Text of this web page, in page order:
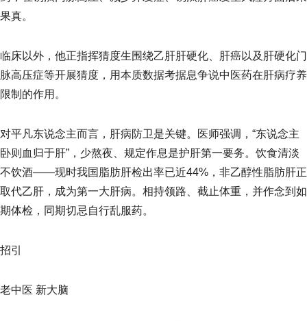
果真。
临床以外，他正指挥猜度生围绕乙肝肝硬化、肝癌以及肝硬化门
脉高压症等开展猜度，用本质数据考据息争说中医药在肝病疗养
限制的作用。
对平凡东说念主而言，肝病防卫是关键。医师强调，“东说念主
卧则血归于肝”，少熬夜、规定作息是护肝第一要务。饮食清淡
不饮酒——现时我国脂肪肝检出率已近44%，非乙醇性脂肪肝正
取代乙肝，成为第一大肝病。相持领路、截止体重，并作念到如
期体检，同期切忌自行乱服药。
招引
老中医 新大脑